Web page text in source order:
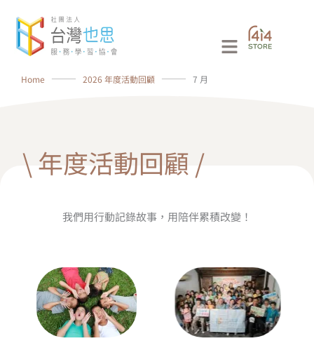
Main
Home ⸻ 2026 年度活動回顧 ⸻ 7 月
\ 年度活動回顧 /
我們用行動記錄故事，用陪伴累積改變！